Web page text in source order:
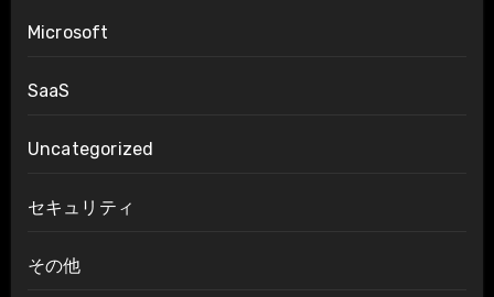
Microsoft
SaaS
Uncategorized
セキュリティ
その他